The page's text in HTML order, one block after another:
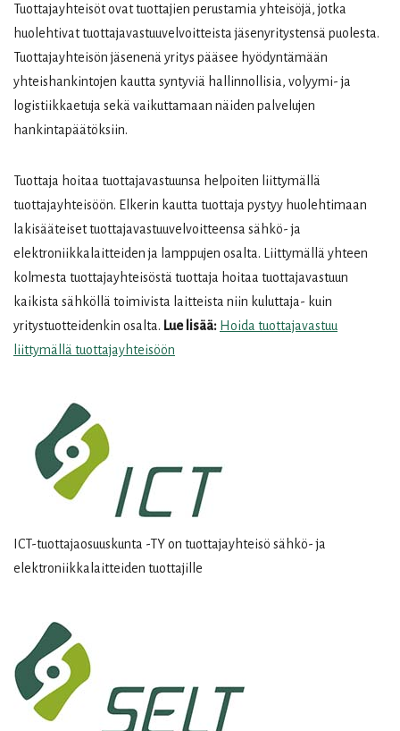
Tuottajayhteisöt ovat tuottajien perustamia yhteisöjä, jotka
huolehtivat tuottajavastuuvelvoitteista jäsenyritystensä puolesta.
Tuottajayhteisön jäsenenä yritys pääsee hyödyntämään
yhteishankintojen kautta syntyviä hallinnollisia, volyymi- ja
logistiikkaetuja sekä vaikuttamaan näiden palvelujen
hankintapäätöksiin.
Tuottaja hoitaa tuottajavastuunsa helpoiten liittymällä
tuottajayhteisöön. Elkerin kautta tuottaja pystyy huolehtimaan
lakisääteiset tuottajavastuuvelvoitteensa sähkö- ja
elektroniikkalaitteiden ja lamppujen osalta. Liittymällä yhteen
kolmesta tuottajayhteisöstä tuottaja hoitaa tuottajavastuun
kaikista sähköllä toimivista laitteista niin kuluttaja- kuin
yritystuotteidenkin osalta. Lue lisää: Hoida tuottajavastuu
liittymällä tuottajayhteisöön
ICT-tuottajaosuuskunta -TY on tuottajayhteisö sähkö- ja
elektroniikkalaitteiden tuottajille